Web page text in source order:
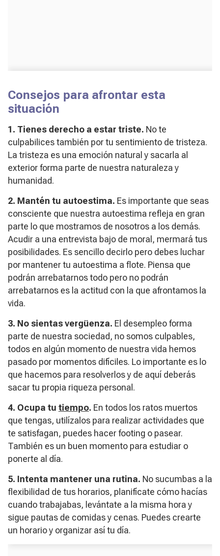
Consejos para afrontar esta
situación
1. Tienes derecho a estar triste. No te
culpabilices también por tu sentimiento de tristeza.
La tristeza es una emoción natural y sacarla al
exterior forma parte de nuestra naturaleza y
humanidad.
2. Mantén tu autoestima. Es importante que seas
consciente que nuestra autoestima refleja en gran
parte lo que mostramos de nosotros a los demás.
Acudir a una entrevista bajo de moral, mermará tus
posibilidades. Es sencillo decirlo pero debes luchar
por mantener tu autoestima a flote. Piensa que
podrán arrebatarnos todo pero no podrán
arrebatarnos es la actitud con la que afrontamos la
vida.
3. No sientas vergüenza. El desempleo forma
parte de nuestra sociedad, no somos culpables,
todos en algún momento de nuestra vida hemos
pasado por momentos difíciles. Lo importante es lo
que hacemos para resolverlos y de aquí deberás
sacar tu propia riqueza personal.
4. Ocupa tu tiempo. En todos los ratos muertos
que tengas, utilízalos para realizar actividades que
te satisfagan, puedes hacer footing o pasear.
También es un buen momento para estudiar o
ponerte al día.
5. Intenta mantener una rutina. No sucumbas a la
flexibilidad de tus horarios, planifícate cómo hacías
cuando trabajabas, levántate a la misma hora y
sigue pautas de comidas y cenas. Puedes crearte
un horario y organizar así tu día.